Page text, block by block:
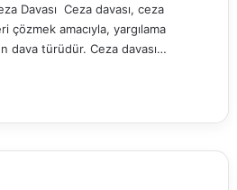
Davası Ceza davası, ceza
çözmek amacıyla, yargılama
dava türüdür. Ceza davası…